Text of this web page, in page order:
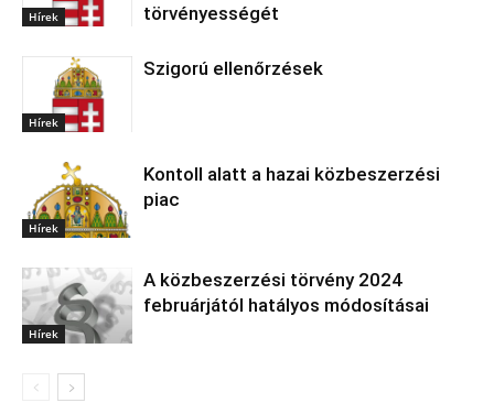
Hírek
törvényességét
Hírek
Szigorú ellenőrzések
Hírek
Kontoll alatt a hazai közbeszerzési
piac
Hírek
A közbeszerzési törvény 2024
februárjától hatályos módosításai